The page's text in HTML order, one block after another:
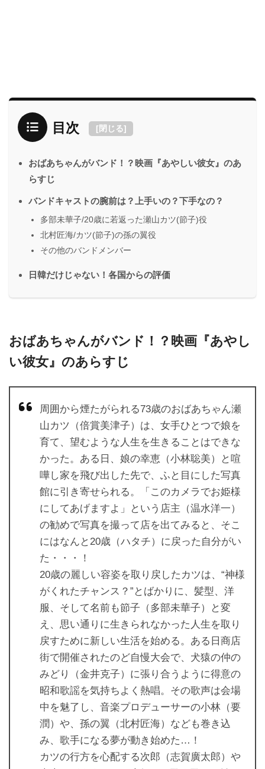
目次 [閉じる]
おばあちゃんがバンド！？映画『あやしい彼女』のあ
らすじ
バンドキャストの腕前は？上手いの？下手なの？
多部未華子/20歳に若返った瀬山カツ(節子)役
北村匠海/カツ(節子)の孫の翼役
その他のバンドメンバー
日韓だけじゃない！各国からの評価
おばあちゃんがバンド！？映画『あやし
い彼女』のあらすじ
周囲から煙たがられる73歳のおばあちゃん瀬
山カツ（倍賞美津子）は、女手ひとつで娘を
育て、望むような人生を生きることはできな
かった。ある日、娘の幸恵（小林聡美）と喧
嘩し家を飛び出した先で、ふと目にした写真
館に引き寄せられる。「このカメラでお姫様
にしてあげますよ」という店主（温水洋一）
の勧めで写真を撮って店を出てみると、そこ
にはなんと20歳（ハタチ）に戻った自分がい
た・・・！
20歳の麗しい容姿を取り戻したカツは、“神様
がくれたチャンス？”とばかりに、髪型、洋
服、そして名前も節子（多部未華子）と変
え、思い通りに生きられなかった人生を取り
戻すために新しい生活を始める。ある日商店
街で開催されたのど自慢大会で、犬猿の仲の
みどり（金井克子）に張り合うように得意の
昭和歌謡を気持ちよく熱唱。その歌声は会場
中を魅了し、音楽プロデューサーの小林（要
潤）や、孫の翼（北村匠海）なども巻き込
み、歌手になる夢が動き始めた…！
カツの行方を心配する次郎（志賀廣太郎）や